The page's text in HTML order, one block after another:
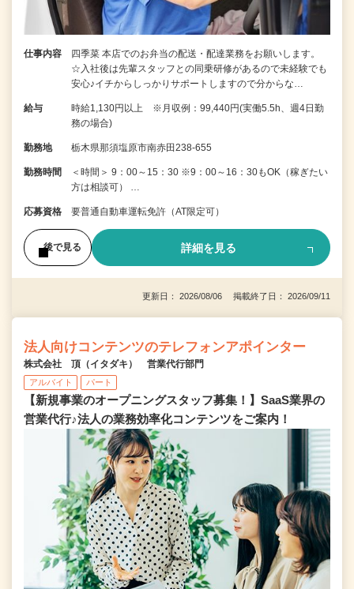
仕事内容
四季菜 本店でのお弁当の配送・配達業務をお願いします。
☆入社後は先輩スタッフとの同乗研修があるので未経験でも
安心♪イチからしっかりサポートしますので分からな…
給与
時給1,130円以上 ※月収例：99,440円(実働5.5h、週4日勤
務の場合)
勤務地 栃木県那須塩原市南赤田238-655
勤務時間
＜時間＞ 9：00～15：30 ※9：00～16：30もOK（稼ぎたい
方は相談可） …
応募資格 要普通自動車運転免許（AT限定可）
後で見る 詳細を見る
更新日： 2026/08/06 掲載終了日： 2026/09/11
法人向けコンテンツのテレフォンアポインター
株式会社 頂（イタダキ） 営業代行部門
アルバイト パート
【新規事業のオープニングスタッフ募集！】SaaS業界の
営業代行♪法人の業務効率化コンテンツをご案内！